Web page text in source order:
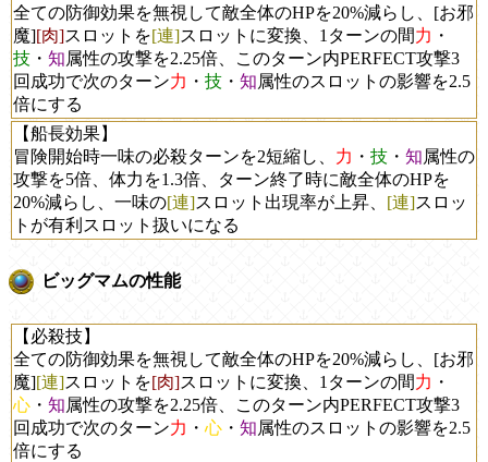
全ての防御効果を無視して敵全体のHPを20%減らし、[お邪
魔][肉]スロットを[連]スロットに変換、1ターンの間力 ・
技 ・ 知属性の攻撃を2.25倍、このターン内PERFECT攻撃3
回成功で次のターン力 ・ 技 ・ 知属性のスロットの影響を2.5
倍にする
【船長効果】
冒険開始時一味の必殺ターンを2短縮し、 力 ・ 技 ・ 知属性の
攻撃を5倍、体力を1.3倍、ターン終了時に敵全体のHPを
20%減らし、一味の[連]スロット出現率が上昇、 [連]スロッ
トが有利スロット扱いになる
ビッグマムの性能
【必殺技】
全ての防御効果を無視して敵全体のHPを20%減らし、[お邪
魔][連]スロットを[肉]スロットに変換、1ターンの間力 ・
心 ・ 知属性の攻撃を2.25倍、このターン内PERFECT攻撃3
回成功で次のターン力 ・ 心 ・ 知属性のスロットの影響を2.5
倍にする